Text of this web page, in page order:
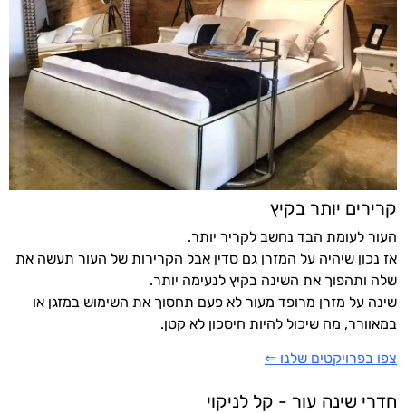
קרירים יותר בקיץ
העור לעומת הבד נחשב לקריר יותר.
אז נכון שיהיה על המזרן גם סדין אבל הקרירות של העור תעשה את
שלה ותהפוך את השינה בקיץ לנעימה יותר.
שינה על מזרן מרופד מעור לא פעם תחסוך את השימוש במזגן או
במאוורר, מה שיכול להיות חיסכון לא קטן.
צפו בפרויקטים שלנו ⇐
חדרי שינה עור - קל לניקוי